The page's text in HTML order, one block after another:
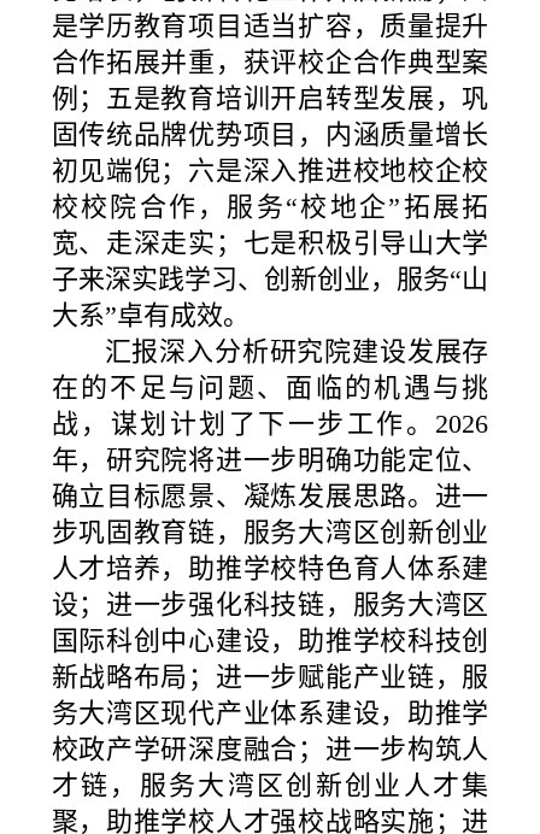
是学历教育项目适当扩容，质量提升
合作拓展并重，获评校企合作典型案
例；五是教育培训开启转型发展，巩
固传统品牌优势项目，内涵质量增长
初见端倪；六是深入推进校地校企校
校校院合作，服务“校地企”拓展拓
宽、走深走实；七是积极引导山大学
子来深实践学习、创新创业，服务“山
大系”卓有成效。
汇报深入分析研究院建设发展存
在的不足与问题、面临的机遇与挑
战，谋划计划了下一步工作。2026
年，研究院将进一步明确功能定位、
确立目标愿景、凝炼发展思路。进一
步巩固教育链，服务大湾区创新创业
人才培养，助推学校特色育人体系建
设；进一步强化科技链，服务大湾区
国际科创中心建设，助推学校科技创
新战略布局；进一步赋能产业链，服
务大湾区现代产业体系建设，助推学
校政产学研深度融合；进一步构筑人
才链，服务大湾区创新创业人才集
聚，助推学校人才强校战略实施；进